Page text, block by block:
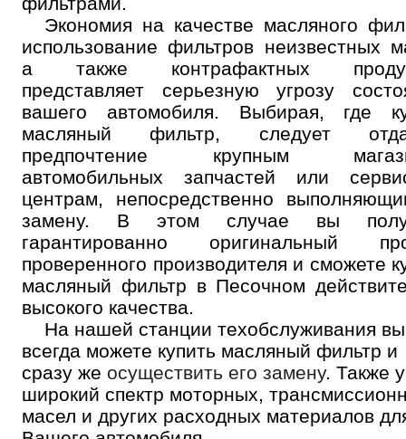
Экономия на качестве масляного
использование фильтров неизвестных
а также контрафактных
представляет серьезную угрозу
вашего автомобиля. Выбирая, где
масляный фильтр, следует
предпочтение крупным
автомобильных запчастей или
центрам, непосредственно
замену. В этом случае вы
гарантированно оригинальный
проверенного производителя и сможете
масляный фильтр в Песочном
высокого качества.
На нашей станции техобслуживания вы
всегда можете купить масляный фильтр и
сразу же осуществить его замену. Также
широкий спектр моторных,
масел и других расходных материалов